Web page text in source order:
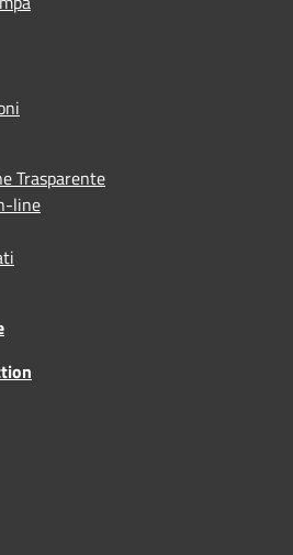
Trasparente
line